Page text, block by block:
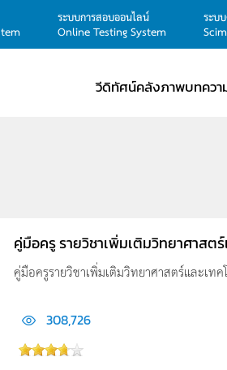
ระบบการสอบออนไลน์
Online Testing System
ระบ
วีดิทัศน์คลังภาพบทควา
คู่มือครู รายวิชาเพิ่มเติมวิทยาศาสต
คู่มือครูรายวิชาเพิ่มเติมวิทยาศาสตร์และเ
308,726